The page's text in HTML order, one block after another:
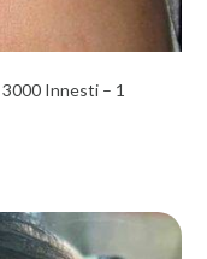
Innesti – 1